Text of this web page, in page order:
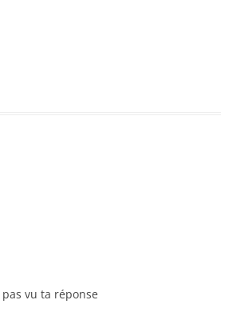
vu ta réponse